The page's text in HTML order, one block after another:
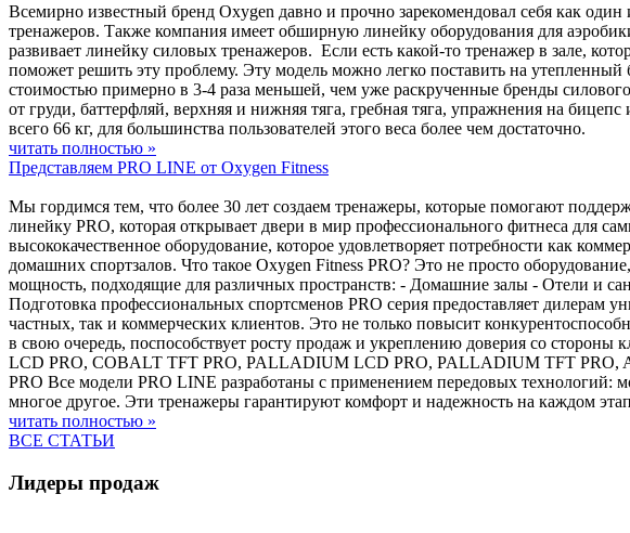
Всемирно известный бренд Oxygen давно и прочно зарекомендовал себя как
тренажеров. Также компания имеет обширную линейку оборудования для
развивает линейку силовых тренажеров. Если есть какой-то тренажер в зале,
поможет решить эту проблему. Эту модель можно легко поставить на
стоимостью примерно в 3-4 раза меньшей, чем уже раскрученные бренды
от груди, баттерфляй, верхняя и нижняя тяга, гребная тяга, упражнения на
всего 66 кг, для большинства пользователей этого веса более чем достаточно.
читать полностью »
Представляем PRO LINE от Oxygen Fitness
Мы гордимся тем, что более 30 лет создаем тренажеры, которые помогают
линейку PRO, которая открывает двери в мир профессионального фитнеса для
высококачественное оборудование, которое удовлетворяет потребности как
домашних спортзалов. Что такое Oxygen Fitness PRO? Это не просто
мощность, подходящие для различных пространств: - Домашние залы - Отели и
Подготовка профессиональных спортсменов PRO серия предоставляет дилерам
частных, так и коммерческих клиентов. Это не только повысит
в свою очередь, поспособствует росту продаж и укреплению доверия со
LCD PRO, COBALT TFT PRO, PALLADIUM LCD PRO, PALLADIUM TFT PRO,
PRO Все модели PRO LINE разработаны с применением передовых
многое другое. Эти тренажеры гарантируют комфорт и надежность на каждом
читать полностью »
ВСЕ СТАТЬИ
Лидеры продаж